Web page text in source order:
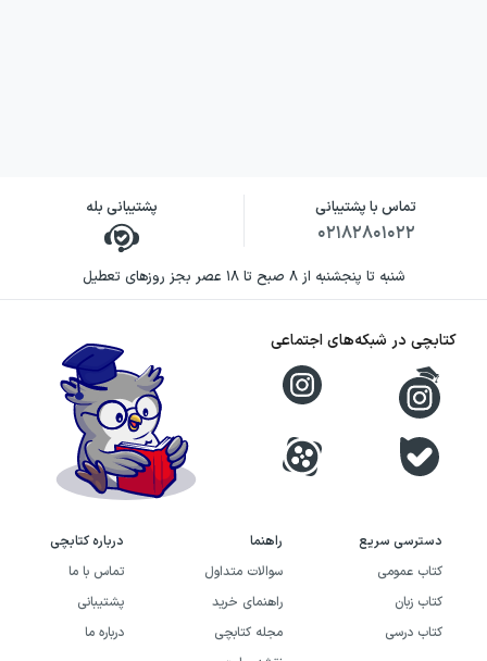
تماس با پشتیبانی
۰۲۱۸۲۸۰۱۰۲۲
پشتیبانی بله
شنبه تا پنجشنبه از ۸ صبح تا ۱۸ عصر بجز روزهای تعطیل
دسترسی سریع
کتاب عمومی
کتاب زبان
کتاب درسی
راهنما
سوالات متداول
راهنمای خرید
مجله کتابچی
درباره کتابچی
تماس با ما
پشتیبانی
درباره ما
کتابچی در شبکه‌های اجتماعی